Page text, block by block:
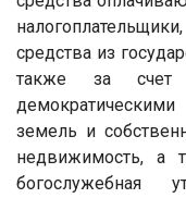
средства из
также за счет
земель и
недвижимость, а
богослужебная